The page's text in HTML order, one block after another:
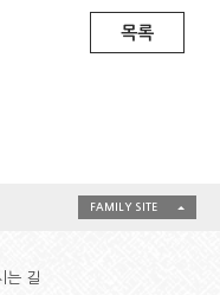
목록
FAMILY SITE
는 길